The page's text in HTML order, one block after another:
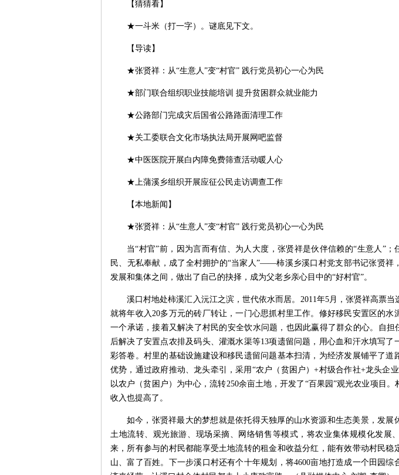
【猜猜看】
★一斗米（打一字）。谜底见下文。
【导读】
★张贤祥：从“生意人”变“村官” 践行党员初心一心为民
★部门联合组织职业技能培训 提升贫困群众就业能力
★公路部门完成灾后国省公路路面清理工作
★关工委联合文化市场执法局开展网吧监督
★中医医院开展白内障免费筛查活动暖人心
★上蒲溪乡组织开展应征公民走访调查工作
【本地新闻】
★张贤祥：从“生意人”变“村官” 践行党员初心一心为民
当“村官”前，因为言而有信、为人大度，张贤祥是伙伴信赖的“生意人”；
民、无私奉献，成了全村拥护的“当家人”——柿溪乡溪口村党支部书记张贤祥
发展和集体之间，做出了自己的抉择，成为父老乡亲心目中的“好村官”。
溪口村地处柿溪汇入沅江之滨，世代依水而居。2011年5月，张贤祥高票
就将年收入20多万元的砖厂转让，一门心思抓村里工作。修好移民安置区的水
一个承诺，接着又解决了村民的安全饮水问题，也因此赢得了群众的心。自担
后解决了安置点农排及码头、灌溉水渠等13项遗留问题，用心血和汗水填写了
彩答卷。村里的基础设施建设和移民遗留问题基本扫清，为经济发展铺平了道
优势，通过政府推动、龙头牵引，采用“农户（贫困户）+村级合作社+龙头企
以农户（贫困户）为中心，流转250余亩土地，开发了“百果园”观光农业项目。
收入也提高了。
如今，张贤祥最大的梦想就是依托得天独厚的山水资源和生态美景，发展
土地流转、观光旅游、现场采摘、网络销售等模式，将农业集体规模化发展
来，所有参与的村民都能享受土地流转的租金和收益分红，能有效带动村民稳
山、富了百姓。下一步溪口村还有个十年规划，将4600亩地打造成一个田园综